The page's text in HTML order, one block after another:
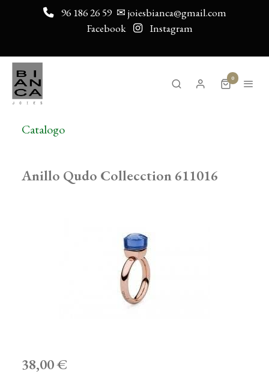
96 186 26 59 ✉ joiesbianca@gmail.com
Facebook
Instagram
0
Catalogo
Anillo Qudo Collecction 611016
38,00 €